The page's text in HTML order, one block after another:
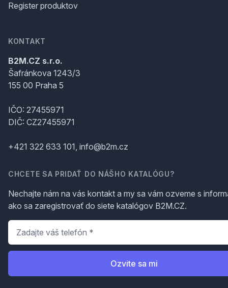
Register produktov
KONTAKT
B2M.CZ s.r.o.
Šafránkova 1243/3
155 00 Praha 5
IČO: 27455971
DIČ: CZ27455971
+421 322 633 101, info@b2m.cz
CHCETE SA PRIDAŤ DO NÁŠHO KATALÓGU?
Nechajte nám na vás kontakt a my sa vám ozveme s
ako sa zaregistrovať do siete katalógov B2M.CZ.
Telefón
Ozvite sa mi